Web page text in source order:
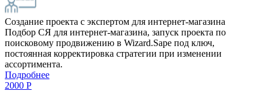
Создание проекта с экспертом для интернет-магазина
Подбор СЯ для интернет-магазина, запуск проекта по
поисковому продвижению в Wizard.Sape под ключ,
постоянная корректировка стратегии при изменении
ассортимента.
Подробнее
2000 Р